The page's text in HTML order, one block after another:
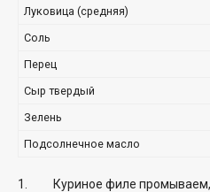
Луковица (средняя)
Соль
Перец
Сыр твердый
Зелень
Подсолнечное масло
Куриное филе